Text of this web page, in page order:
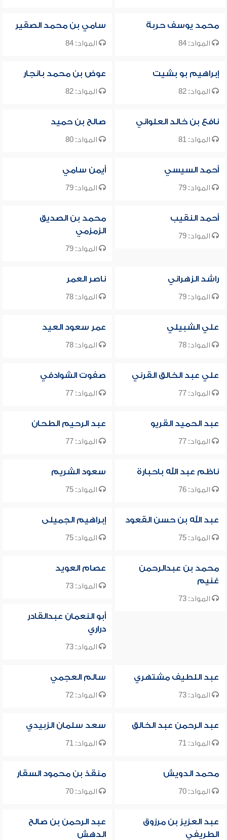
محمد يوسف حربة
المواد: 84
سامي بن محمد الصقير
المواد: 84
إبراهيم بو بشيت
المواد: 82
عوض بن محمد بانجار
المواد: 82
نافع بن خالد العلواني
المواد: 81
صالح بن حميد
المواد: 80
أحمد السيسي
المواد: 79
أيمن سامي
المواد: 79
أحمد النقيب
المواد: 79
محمد بن الصديق
الزمزمي
المواد: 79
راشد الزهراني
المواد: 79
ناصر العمر
المواد: 78
علي الشبيلي
المواد: 78
عمر سعود العيد
المواد: 78
علي عبد الخالق القرني
المواد: 77
صفوت الشوادفي
المواد: 77
عبد الحميد القريو
المواد: 77
عبد الرحيم الطحان
المواد: 77
ناظم عبد الله باحبارة
المواد: 76
سعود الشريم
المواد: 75
عبد الله بن حسن القعود
المواد: 75
إبراهيم الجميلى
المواد: 75
محمد بن عبدالرحمن
غنيم
المواد: 73
عصام العويد
المواد: 73
أبو النعمان عبدالقادر
دراري
المواد: 73
عبد اللطيف مشتهري
المواد: 73
سالم العجمي
المواد: 72
عبد الرحمن عبد الخالق
المواد: 71
سعد سلمان الزبيدي
المواد: 71
محمد الدويش
المواد: 70
منقذ بن محمود السقار
المواد: 70
عبد العزيز بن مرزوق
الطريفي
عبد الرحمن بن صالح
الدهش